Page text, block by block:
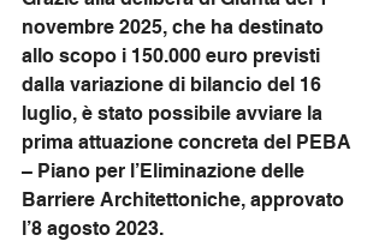
novembre 2025, che ha destinato
allo scopo i 150.000 euro previsti
dalla variazione di bilancio del 16
luglio, è stato possibile avviare la
prima attuazione concreta del PEBA
– Piano per l’Eliminazione delle
Barriere Architettoniche, approvato
l’8 agosto 2023.